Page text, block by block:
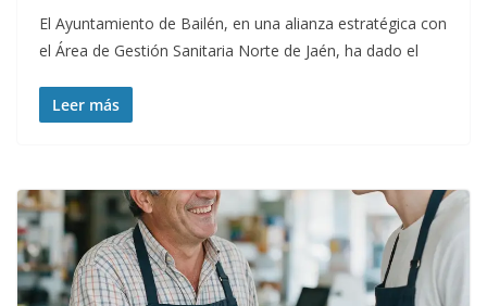
El Ayuntamiento de Bailén, en una alianza estratégica con
el Área de Gestión Sanitaria Norte de Jaén, ha dado el
Leer más